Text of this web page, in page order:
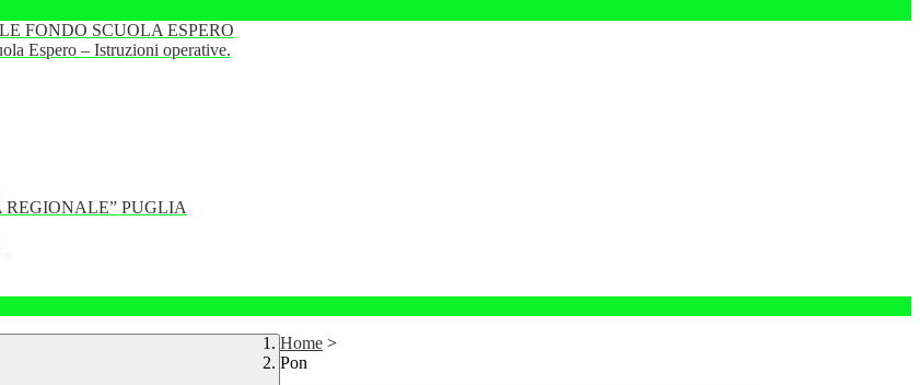
FONDO SCUOLA ESPERO
Espero – Istruzioni operative.
REGIONALE” PUGLIA
Home >
Pon